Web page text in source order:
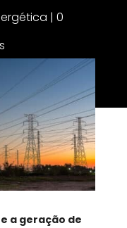
| 0
a geração de